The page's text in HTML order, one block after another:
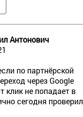
Антонович
по партнёрской
через Google
клик не попадает в
сегодня проверил